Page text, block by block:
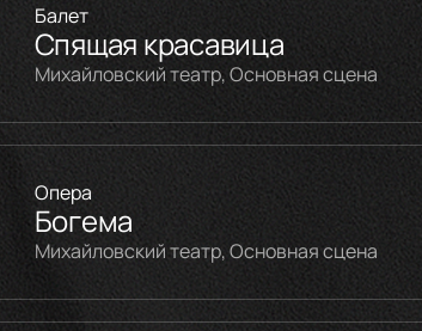
Балет
Спящая красавица
Михайловский театр, Основная сцена
Опера
Богема
Михайловский театр, Основная сцена